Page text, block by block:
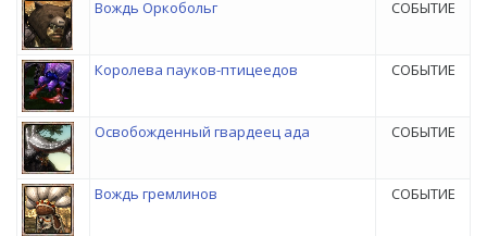
Вождь Оркобольг СОБЫТИЕ
Королева пауков-птицеедов СОБЫТИЕ
Освобожденный гвардеец ада СОБЫТИЕ
Вождь гремлинов СОБЫТИЕ